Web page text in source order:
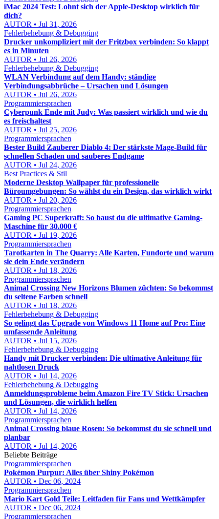
iMac 2024 Test: Lohnt sich der Apple-Desktop wirklich für
dich?
AUTOR • Jul 31, 2026
Fehlerbehebung & Debugging
Drucker unkompliziert mit der Fritzbox verbinden: So klappt
es in Minuten
AUTOR • Jul 26, 2026
Fehlerbehebung & Debugging
WLAN Verbindung auf dem Handy: ständige
Verbindungsabbrüche – Ursachen und Lösungen
AUTOR • Jul 26, 2026
Programmiersprachen
Cyberpunk Ende mit Judy: Was passiert wirklich und wie du
es freischaltest
AUTOR • Jul 25, 2026
Programmiersprachen
Bester Build Zauberer Diablo 4: Der stärkste Mage-Build für
schnellen Schaden und sauberes Endgame
AUTOR • Jul 24, 2026
Best Practices & Stil
Moderne Desktop Wallpaper für professionelle
Büroumgebungen: So wählst du ein Design, das wirklich wirkt
AUTOR • Jul 20, 2026
Programmiersprachen
Gaming PC Superkraft: So baust du die ultimative Gaming-
Maschine für 30.000 €
AUTOR • Jul 19, 2026
Programmiersprachen
Tarotkarten in The Quarry: Alle Karten, Fundorte und warum
sie dein Ende verändern
AUTOR • Jul 18, 2026
Programmiersprachen
Animal Crossing New Horizons Blumen züchten: So bekommst
du seltene Farben schnell
AUTOR • Jul 18, 2026
Fehlerbehebung & Debugging
So gelingt das Upgrade von Windows 11 Home auf Pro: Eine
umfassende Anleitung
AUTOR • Jul 15, 2026
Fehlerbehebung & Debugging
Handy mit Drucker verbinden: Die ultimative Anleitung für
nahtlosen Druck
AUTOR • Jul 14, 2026
Fehlerbehebung & Debugging
Anmeldungsprobleme beim Amazon Fire TV Stick: Ursachen
und Lösungen, die wirklich helfen
AUTOR • Jul 14, 2026
Programmiersprachen
Animal Crossing blaue Rosen: So bekommst du sie schnell und
planbar
AUTOR • Jul 14, 2026
Beliebte Beiträge
Programmiersprachen
Pokémon Purpur: Alles über Shiny Pokémon
AUTOR • Dec 06, 2024
Programmiersprachen
Mario Kart Gold Teile: Leitfaden für Fans und Wettkämpfer
AUTOR • Dec 06, 2024
Programmiersprachen